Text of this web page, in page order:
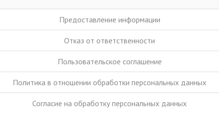
Предоставление информации
Отказ от ответственности
Пользовательское соглашение
Политика в отношении обработки персональных данных
Согласие на обработку персональных данных